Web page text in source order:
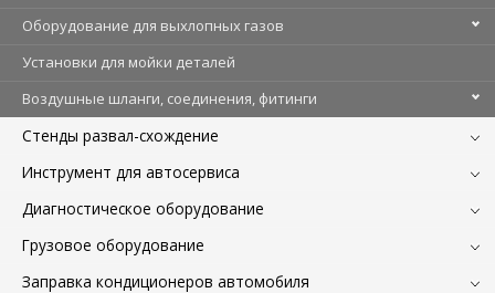
Оборудование для выхлопных газов
Установки для мойки деталей
Воздушные шланги, соединения, фитинги
Стенды развал-схождение
Инструмент для автосервиса
Диагностическое оборудование
Грузовое оборудование
Заправка кондиционеров автомобиля